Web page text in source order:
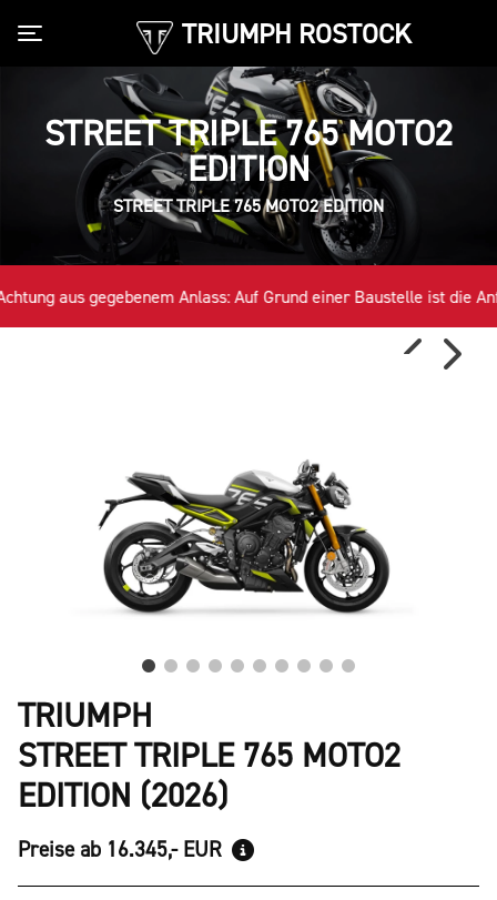
TRIUMPH ROSTOCK
Toggle navigation
STREET TRIPLE 765 MOTO2
EDITION
STREET TRIPLE 765 MOTO2 EDITION
aus gegebenem Anlass: Auf Grund einer Baustelle ist die
TRIUMPH
STREET TRIPLE 765 MOTO2
EDITION (2026)
Preise ab 16.345,- EUR